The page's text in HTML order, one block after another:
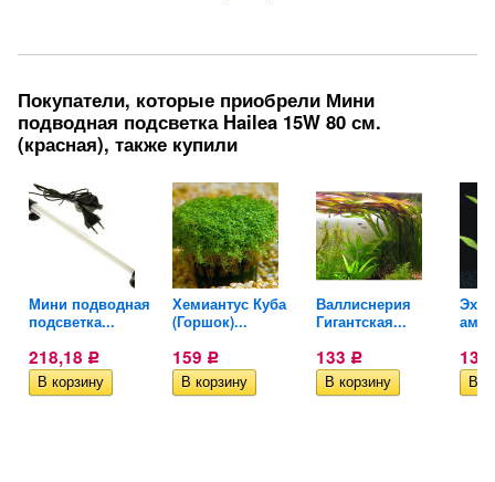
Покупатели, которые приобрели Мини
подводная подсветка Hailea 15W 80 см.
(красная), также купили
Мини подводная
подсветка...
218,18 Р
Хемиантус Куба
(Горшок)...
159 Р
Валлиснерия
Гигантская...
133 Р 139